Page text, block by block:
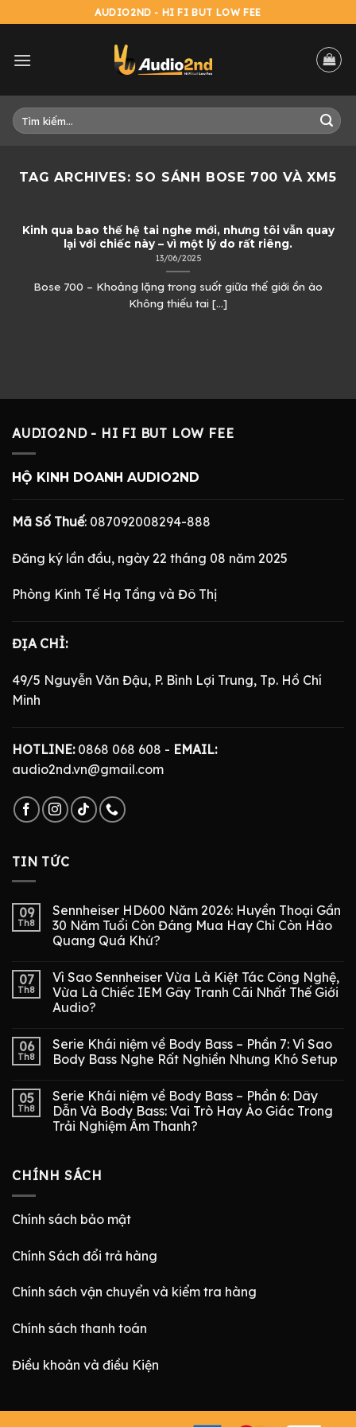
to
AUDIO2ND - HI FI BUT LOW FEE
Tìm
kiếm:
TAG ARCHIVES: SO SÁNH BOSE 700 VÀ XM5
Kinh qua bao thế hệ tai nghe mới, nhưng tôi vẫn quay
lại với chiếc này – vì một lý do rất riêng.
13/06/2025
Bose 700 – Khoảng lặng trong suốt giữa thế giới ồn ào
Không thiếu tai [...]
AUDIO2ND - HI FI BUT LOW FEE
HỘ KINH DOANH AUDIO2ND
Mã Số Thuế: 087092008294-888
Đăng ký lần đầu, ngày 22 tháng 08 năm 2025
Phòng Kinh Tế Hạ Tầng và Đô Thị
ĐỊA CHỈ:
49/5 Nguyễn Văn Đậu, P. Bình Lợi Trung, Tp. Hồ Chí
Minh
HOTLINE:0868 068 608 - EMAIL:
audio2nd.vn@gmail.com
TIN TỨC
09
Th8
Sennheiser HD600 Năm 2026: Huyền Thoại Gần
30 Năm Tuổi Còn Đáng Mua Hay Chỉ Còn Hào
Quang Quá Khứ?
07
Th8
Vì Sao Sennheiser Vừa Là Kiệt Tác Công Nghệ,
Vừa Là Chiếc IEM Gây Tranh Cãi Nhất Thế Giới
Audio?
06
Th8
Serie Khái niệm về Body Bass – Phần 7: Vì Sao
Body Bass Nghe Rất Nghiền Nhưng Khó Setup
05
Th8
Serie Khái niệm về Body Bass – Phần 6: Dây
Dẫn Và Body Bass: Vai Trò Hay Ảo Giác Trong
Trải Nghiệm Âm Thanh?
CHÍNH SÁCH
Chính sách bảo mật
Chính Sách đổi trả hàng
Chính sách vận chuyển và kiểm tra hàng
Chính sách thanh toán
Điều khoản và điều Kiện